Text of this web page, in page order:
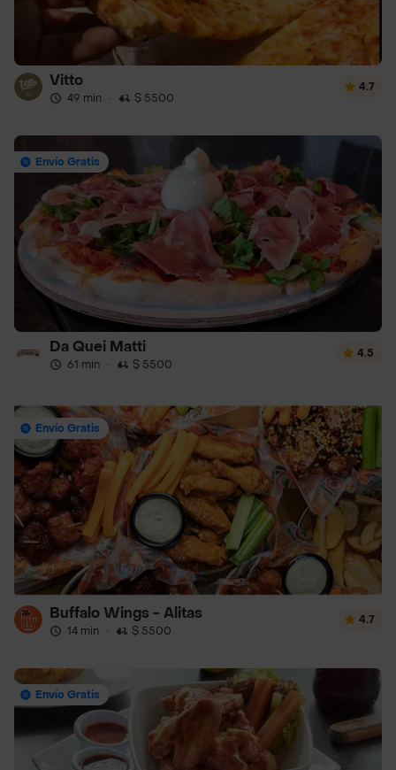
Vitto
49 min · $ 5500
4.7
Envío Gratis
Da Quei Matti
61 min · $ 5500
4.5
Envío Gratis
Buffalo Wings - Alitas
14 min · $ 5500
4.7
Envío Gratis